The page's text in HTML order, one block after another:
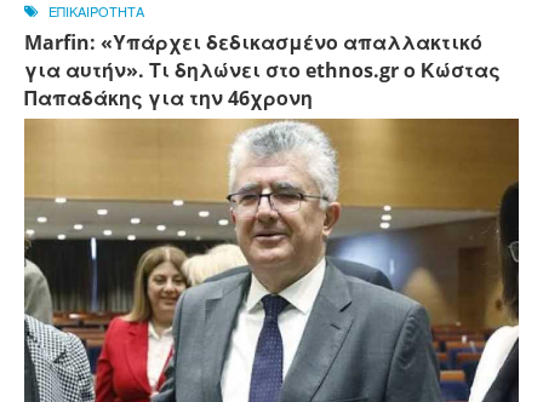
ΕΠΙΚΑΙΡΟΤΗΤΑ
Marfin: «Υπάρχει δεδικασμένο απαλλακτικό
για αυτήν». Τι δηλώνει στο ethnos.gr ο Κώστας
Παπαδάκης για την 46χρονη